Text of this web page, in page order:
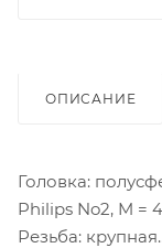
ОПИСАНИЕ
Головка:
Philips No2, M =
Резьба: крупная